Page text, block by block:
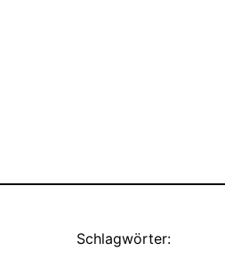
Schlagwörter: